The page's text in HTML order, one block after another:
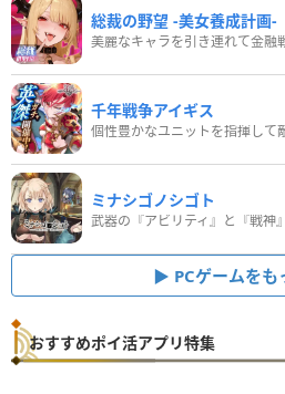
総裁の野望 -美女養成計画-
美麗なキャラを引き連れて金融
千年戦争アイギス
個性豊かなユニットを指揮して
ミナシゴノシゴト
PCゲームをも
おすすめポイ活アプリ特集